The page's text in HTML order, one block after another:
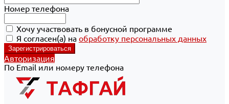
Номер телефона
Хочу участвовать в бонусной программе
Я согласен(а) на обработку персональных данных
Авторизация
По Email или номеру телефона